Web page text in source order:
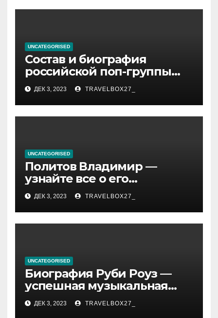
UNCATEGORISED
Состав и биография
российской поп-группы
«Иванушки интернешнл»
— история успеха, музыка
и судьбы участников
ДЕК 3, 2023 TRAVELBOX27_
UNCATEGORISED
Политов Владимир —
узнайте все о его
биографии, возрасте и
впечатляющих
достижениях!
ДЕК 3, 2023 TRAVELBOX27_
UNCATEGORISED
Биография Руби Роуз —
успешная музыкальная
карьера, личная жизнь и
знаковые достижения
ДЕК 3, 2023 TRAVELBOX27_